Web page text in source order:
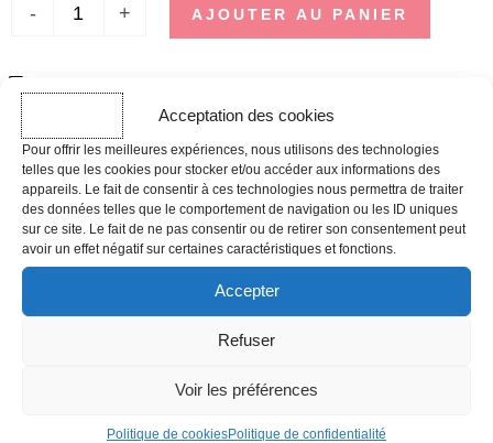
Acceptation des cookies
Pour offrir les meilleures expériences, nous utilisons des technologies
telles que les cookies pour stocker et/ou accéder aux informations des
appareils. Le fait de consentir à ces technologies nous permettra de traiter
des données telles que le comportement de navigation ou les ID uniques
sur ce site. Le fait de ne pas consentir ou de retirer son consentement peut
avoir un effet négatif sur certaines caractéristiques et fonctions.
Accepter
Refuser
Voir les préférences
Politique de cookiesPolitique de confidentialité
- + AJOUTER AU PANIER
DÉLAI D'EXPÉDITION
Les commandes effectuées avant 12h sont expédiées le jour même,
hors week-ends, jours fériés et périodes de forte affluence.
Guide des tailles